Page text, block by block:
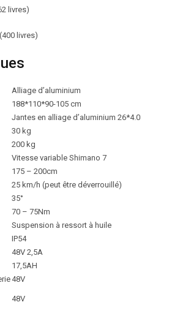
livres)
livres)
Alliage d’aluminium
188*110*90-105 cm
Jantes en alliage d’aluminium 26*4.0
30 kg
200 kg
Vitesse variable Shimano 7
175 – 200cm
25 km/h (peut être déverrouillé)
35°
70 – 75Nm
Suspension à ressort à huile
IP54
48V 2,5A
17,5AH
48V
48V